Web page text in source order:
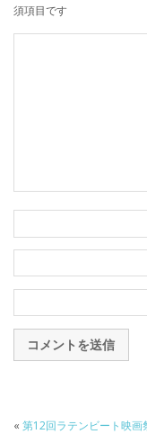
須項目です
« 第12回ラテンビート映